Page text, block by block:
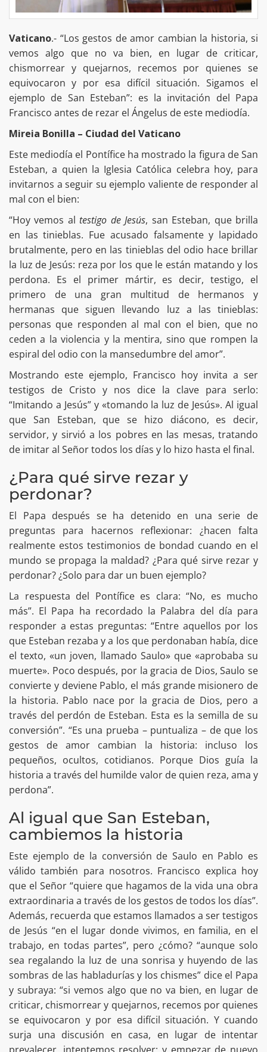
Vaticano.- “Los gestos de amor cambian la historia, si
vemos algo que no va bien, en lugar de criticar,
chismorrear y quejarnos, recemos por quienes se
equivocaron y por esa difícil situación. Sigamos el
ejemplo de San Esteban”: es la invitación del Papa
Francisco antes de rezar el Ángelus de este mediodía.
Mireia Bonilla – Ciudad del Vaticano
Este mediodía el Pontífice ha mostrado la figura de San
Esteban, a quien la Iglesia Católica celebra hoy, para
invitarnos a seguir su ejemplo valiente de responder al
mal con el bien:
“Hoy vemos al testigo de Jesús, san Esteban, que brilla
en las tinieblas. Fue acusado falsamente y lapidado
brutalmente, pero en las tinieblas del odio hace brillar
la luz de Jesús: reza por los que le están matando y los
perdona. Es el primer mártir, es decir, testigo, el
primero de una gran multitud de hermanos y
hermanas que siguen llevando luz a las tinieblas:
personas que responden al mal con el bien, que no
ceden a la violencia y la mentira, sino que rompen la
espiral del odio con la mansedumbre del amor”.
Mostrando este ejemplo, Francisco hoy invita a ser
testigos de Cristo y nos dice la clave para serlo:
“Imitando a Jesús” y «tomando la luz de Jesús». Al igual
que San Esteban, que se hizo diácono, es decir,
servidor, y sirvió a los pobres en las mesas, tratando
de imitar al Señor todos los días y lo hizo hasta el final.
¿Para qué sirve rezar y
perdonar?
El Papa después se ha detenido en una serie de
preguntas para hacernos reflexionar: ¿hacen falta
realmente estos testimonios de bondad cuando en el
mundo se propaga la maldad? ¿Para qué sirve rezar y
perdonar? ¿Solo para dar un buen ejemplo?
La respuesta del Pontífice es clara: “No, es mucho
más”. El Papa ha recordado la Palabra del día para
responder a estas preguntas: “Entre aquellos por los
que Esteban rezaba y a los que perdonaban había, dice
el texto, «un joven, llamado Saulo» que «aprobaba su
muerte». Poco después, por la gracia de Dios, Saulo se
convierte y deviene Pablo, el más grande misionero de
la historia. Pablo nace por la gracia de Dios, pero a
través del perdón de Esteban. Esta es la semilla de su
conversión”. “Es una prueba – puntualiza – de que los
gestos de amor cambian la historia: incluso los
pequeños, ocultos, cotidianos. Porque Dios guía la
historia a través del humilde valor de quien reza, ama y
perdona”.
Al igual que San Esteban,
cambiemos la historia
Este ejemplo de la conversión de Saulo en Pablo es
válido también para nosotros. Francisco explica hoy
que el Señor “quiere que hagamos de la vida una obra
extraordinaria a través de los gestos de todos los días”.
Además, recuerda que estamos llamados a ser testigos
de Jesús “en el lugar donde vivimos, en familia, en el
trabajo, en todas partes”, pero ¿cómo? “aunque solo
sea regalando la luz de una sonrisa y huyendo de las
sombras de las habladurías y los chismes” dice el Papa
y subraya: “si vemos algo que no va bien, en lugar de
criticar, chismorrear y quejarnos, recemos por quienes
se equivocaron y por esa difícil situación. Y cuando
surja una discusión en casa, en lugar de intentar